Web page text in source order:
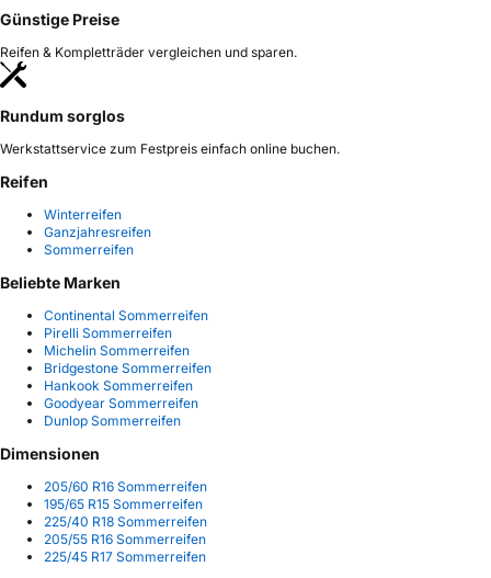
Günstige Preise
Reifen & Kompletträder vergleichen und sparen.
Rundum sorglos
Werkstattservice zum Festpreis einfach online buchen.
Reifen
Winterreifen
Ganzjahresreifen
Sommerreifen
Beliebte Marken
Continental Sommerreifen
Pirelli Sommerreifen
Michelin Sommerreifen
Bridgestone Sommerreifen
Hankook Sommerreifen
Goodyear Sommerreifen
Dunlop Sommerreifen
Dimensionen
205/60 R16 Sommerreifen
195/65 R15 Sommerreifen
225/40 R18 Sommerreifen
205/55 R16 Sommerreifen
225/45 R17 Sommerreifen